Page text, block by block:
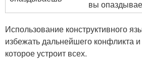
вы
Использование конструктивного
избежать дальнейшего конфликта
которое устроит всех.